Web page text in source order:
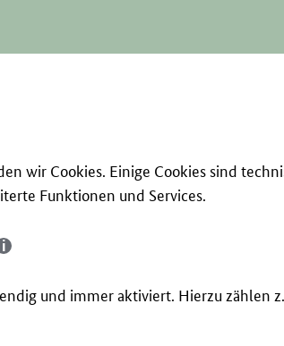
wir Cookies. Einige Cookies sind
Funktionen und Services.
und immer aktiviert. Hierzu zählen